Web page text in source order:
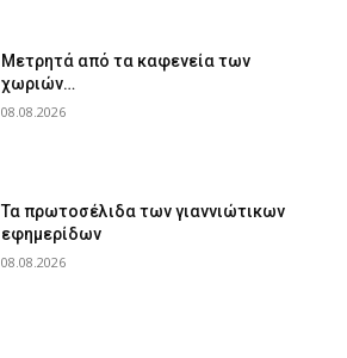
Μετρητά από τα καφενεία των
χωριών…
08.08.2026
Τα πρωτοσέλιδα των γιαννιώτικων
εφημερίδων
08.08.2026